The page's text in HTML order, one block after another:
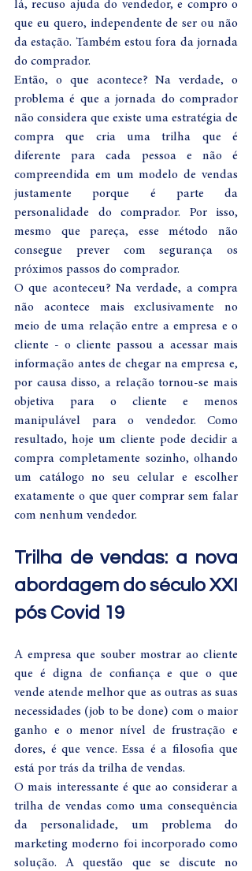
lá, recuso ajuda do vendedor, e compro o
que eu quero, independente de ser ou não
da estação. Também estou fora da jornada
do comprador.
Então, o que acontece? Na verdade, o
problema é que a jornada do comprador
não considera que existe uma estratégia de
compra que cria uma trilha que é
diferente para cada pessoa e não é
compreendida em um modelo de vendas
justamente porque é parte da
personalidade do comprador. Por isso,
mesmo que pareça, esse método não
consegue prever com segurança os
próximos passos do comprador.
O que aconteceu? Na verdade, a compra
não acontece mais exclusivamente no
meio de uma relação entre a empresa e o
cliente - o cliente passou a acessar mais
informação antes de chegar na empresa e,
por causa disso, a relação tornou-se mais
objetiva para o cliente e menos
manipulável para o vendedor. Como
resultado, hoje um cliente pode decidir a
compra completamente sozinho, olhando
um catálogo no seu celular e escolher
exatamente o que quer comprar sem falar
com nenhum vendedor.
Trilha de vendas: a nova
abordagem do século XXI
pós Covid 19
A empresa que souber mostrar ao cliente
que é digna de confiança e que o que
vende atende melhor que as outras as suas
necessidades (job to be done) com o maior
ganho e o menor nível de frustração e
dores, é que vence. Essa é a filosofia que
está por trás da trilha de vendas.
O mais interessante é que ao considerar a
trilha de vendas como uma consequência
da personalidade, um problema do
marketing moderno foi incorporado como
solução. A questão que se discute no